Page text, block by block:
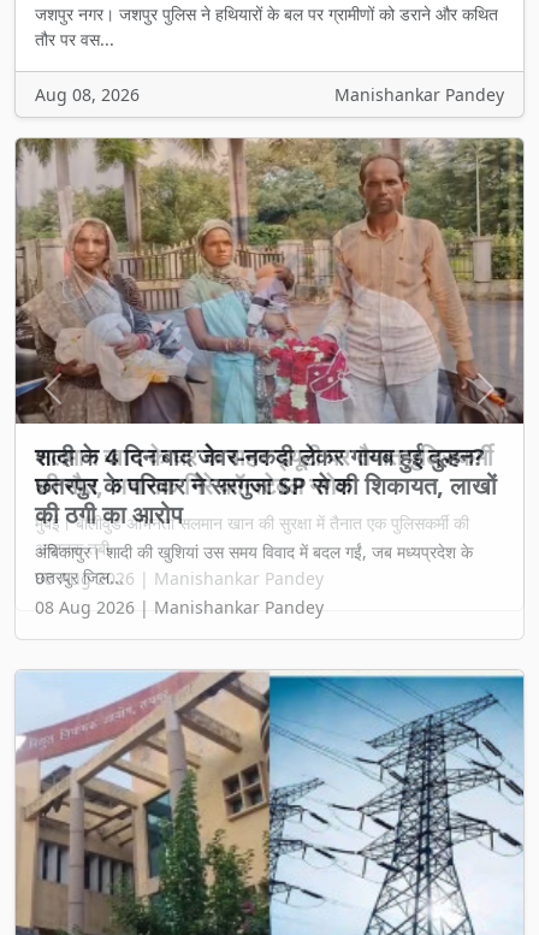
जशपुर नगर। जशपुर पुलिस ने हथियारों के बल पर ग्रामीणों को डराने और कथित
तौर पर वस...
Aug 08, 2026 Manishankar Pandey
शादी के 4 दिन बाद जेवर-नकदी लेकर गायब हुई दुल्हन?
छतरपुर के परिवार ने सरगुजा SP से की शिकायत, लाखों
की ठगी का आरोप
अंबिकापुर। शादी की खुशियां उस समय विवाद में बदल गईं, जब मध्यप्रदेश के
छतरपुर जिल...
08 Aug 2026 | Manishankar Pandey
Previous Next